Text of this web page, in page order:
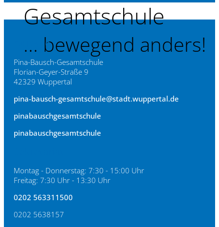
Gesamtschule
... bewegend anders!
Adresse
Pina-Bausch-Gesamtschule
Florian-Geyer-Straße 9
42329 Wuppertal
pina-bausch-gesamtschule@stadt.wuppertal.de
pinabauschgesamtschule
pinabauschgesamtschule
Montag - Donnerstag: 7:30 - 15:00 Uhr
Freitag: 7:30 Uhr - 13:30 Uhr
0202 563311500
0202 5638157